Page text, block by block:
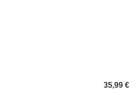
35,99 €